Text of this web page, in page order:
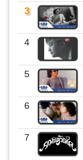
3
4
5
6
7